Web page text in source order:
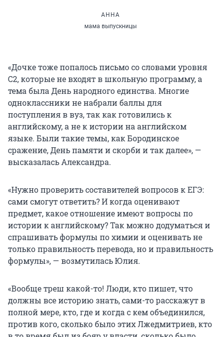
АННА
мама выпускницы
«Дочке тоже попалось письмо со словами уровня
С2, которые не входят в школьную программу, а
тема была День народного единства. Многие
одноклассники не набрали баллы для
поступления в вуз, так как готовились к
английскому, а не к истории на английском
языке. Были такие темы, как Бородинское
сражение, День памяти и скорби и так далее», —
высказалась Александра.
«Нужно проверить составителей вопросов к ЕГЭ:
сами смогут ответить? И когда оценивают
предмет, какое отношение имеют вопросы по
истории к английскому? Так можно додуматься и
спрашивать формулы по химии и оценивать не
только правильность перевода, но и правильность
формулы», — возмутилась Юлия.
«Вообще треш какой-то! Люди, кто пишет, что
должны все историю знать, сами-то расскажут в
полной мере, кто, где и когда с кем объединился,
против кого, сколько было этих Лжедмитриев, кто